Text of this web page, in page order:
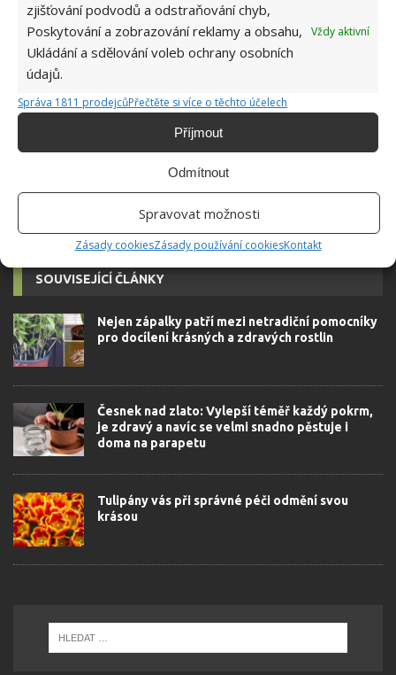
zjišťování podvodů a odstraňování chyb,
Poskytování a zobrazování reklamy a obsahu,
Ukládání a sdělování voleb ochrany osobních
údajů.
Vždy aktivní
Správa 1811 prodejcůPřečtěte si více o těchto účelech
Příjmout
Odmítnout
Spravovat možnosti
Zásady cookiesZásady používání cookiesKontakt
Jiří Kolář
univerzity, který je již od malička
velkým kutilem. V podstatě vše, co je
možné najít v j...
SOUVISEJÍCÍ ČLÁNKY
Nejen zápalky patří mezi netradiční pomocníky
pro docílení krásných a zdravých rostlin
Česnek nad zlato: Vylepší téměř každý pokrm,
je zdravý a navíc se velmi snadno pěstuje i
doma na parapetu
Tulipány vás při správné péči odmění svou
krásou